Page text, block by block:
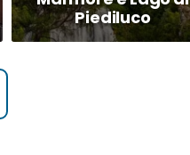
Piediluco